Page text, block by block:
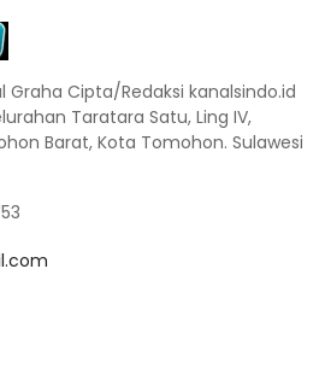
Graha Cipta/Redaksi kanalsindo.id
Taratara Satu, Ling IV,
Barat, Kota Tomohon. Sulawesi